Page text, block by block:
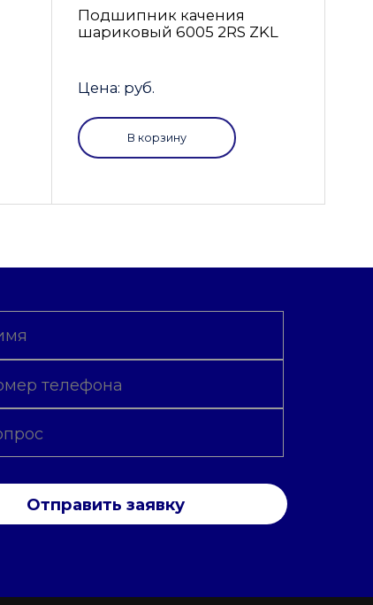
Подшипник качения
шариковый 6005 2RS ZKL
Цена: руб.
В корзину
Отправить заявку